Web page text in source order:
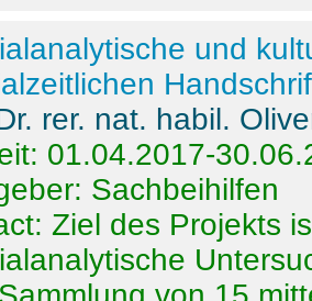
und
rer. nat. habil.
01.04.2017-
Sachbeihilfen
Ziel des Projekts